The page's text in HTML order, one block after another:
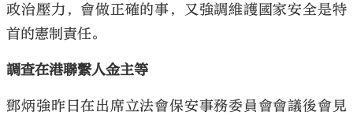
政治壓力，會做正確的事，又強調維護國家安全是特
首的憲制責任。
調查在港聯繫人金主等
鄧炳強昨日在出席立法會保安事務委員會會議後會見